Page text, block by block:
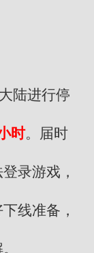
陆进行停
时。届时
录游戏，
线准备，